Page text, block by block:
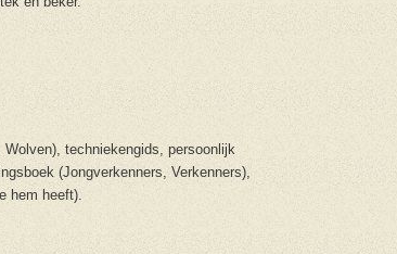
techniekengids, persoonlijk
(Jongverkenners, Verkenners),
hem heeft).